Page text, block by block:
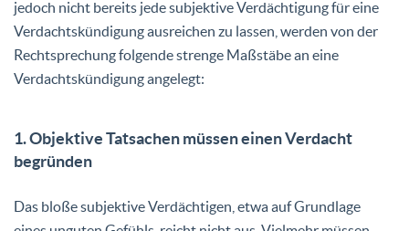
jedoch nicht bereits jede subjektive Verdächtigung für eine
Verdachtskündigung ausreichen zu lassen, werden von der
Rechtsprechung folgende strenge Maßstäbe an eine
Verdachtskündigung angelegt:
1. Objektive Tatsachen müssen einen Verdacht
begründen
Das bloße subjektive Verdächtigen, etwa auf Grundlage